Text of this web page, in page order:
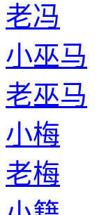
老冯
小巫马
老巫马
小梅
老梅